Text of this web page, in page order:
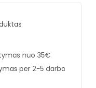
nuo 35€
per 2-5 darbo